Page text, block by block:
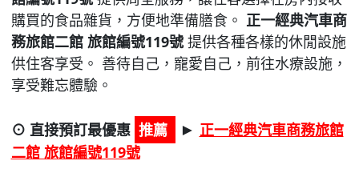
購買的食品雜貨，方便地準備膳食。 正一經典汽車商
務旅館二館 旅館編號119號提供各種各樣的休閒設施
供住客享受。 善待自己，寵愛自己，前往水療設施，
享受難忘體驗。
⊙ 直接預訂最優惠 推薦 ► 正一經典汽車商務旅館
二館 旅館編號119號